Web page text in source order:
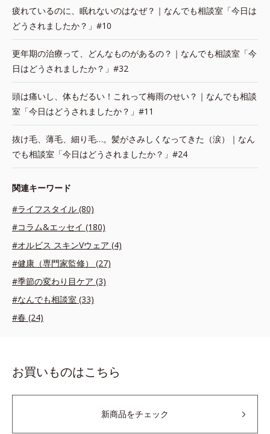
疲れているのに、眠れないのはなぜ？｜なんでも相談室「今日は
どうされましたか？」#10
更年期の治療って、どんなものがあるの？｜なんでも相談室「今
日はどうされましたか？」#32
頭は痛いし、体もだるい！これって梅雨のせい？｜なんでも相談
室「今日はどうされましたか？」#11
抜け毛、薄毛、細り毛…。髪がさみしくなってきた（涙）｜なん
でも相談室「今日はどうされましたか？」#24
関連キーワード
#ライフスタイル (80)
#コラム&エッセイ (180)
#オルビス スキンVウェア (4)
#健康（専門家監修） (27)
#季節の変わり目ケア (3)
#なんでも相談室 (33)
#春 (24)
お買いものはこちら
新商品をチェック